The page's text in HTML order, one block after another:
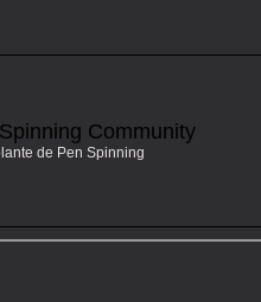
Community
de Pen Spinning